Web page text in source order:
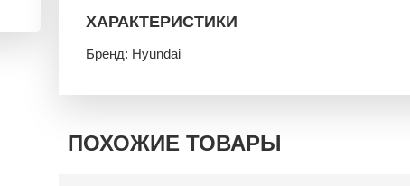
ХАРАКТЕРИСТИКИ
Бренд: Hyundai
ПОХОЖИЕ ТОВАРЫ